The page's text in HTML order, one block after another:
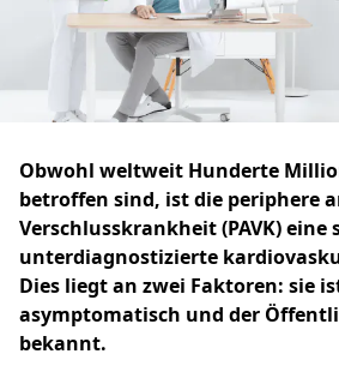
Obwohl weltweit Hunderte
betroffen sind, ist die periphere
Verschlusskrankheit (PAVK) eine
unterdiagnostizierte
Dies liegt an zwei Faktoren: sie
asymptomatisch und der
bekannt.